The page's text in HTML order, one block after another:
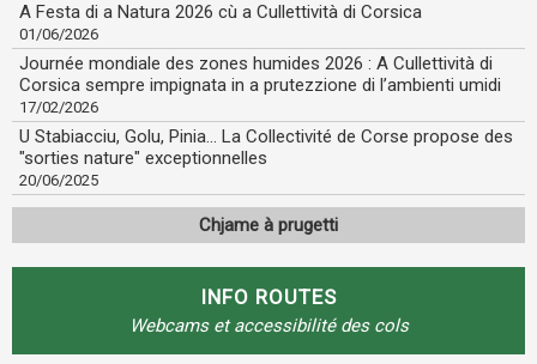
A Festa di a Natura 2026 cù a Cullettività di Corsica
01/06/2026
Journée mondiale des zones humides 2026 : A Cullettività di
Corsica sempre impignata in a prutezzione di l’ambienti umidi
17/02/2026
U Stabiacciu, Golu, Pinia... La Collectivité de Corse propose des
"sorties nature" exceptionnelles
20/06/2025
Chjame à prugetti
INFO ROUTES
Webcams et accessibilité des cols